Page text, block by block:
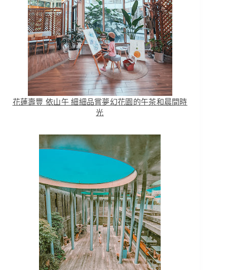
花蓮壽豐 依山午 細細品嘗夢幻花園的午茶和晨間時
光